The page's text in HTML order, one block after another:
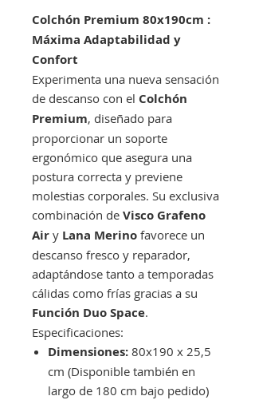
Colchón Premium 80x190cm :
Máxima Adaptabilidad y
Confort
Experimenta una nueva sensación
de descanso con el Colchón
Premium, diseñado para
proporcionar un soporte
ergonómico que asegura una
postura correcta y previene
molestias corporales. Su exclusiva
combinación de Visco Grafeno
Air y Lana Merino favorece un
descanso fresco y reparador,
adaptándose tanto a temporadas
cálidas como frías gracias a su
Función Duo Space.
Especificaciones:
Dimensiones: 80x190 x 25,5
cm (Disponible también en
largo de 180 cm bajo pedido)